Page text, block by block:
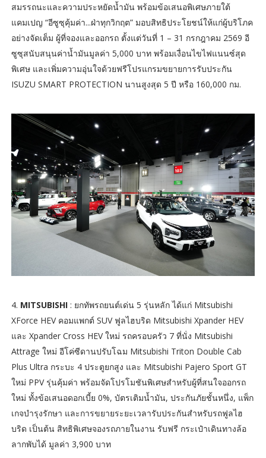
สมรรถนะและความประหยัดน้ำมัน พร้อมข้อเสนอพิเศษภายใต้
แคมเปญ “อีซูซุคุ้มค่า...ฝ่าทุกวิกฤต” มอบสิทธิประโยชน์ให้แก่ผู้บริโภค
อย่างจัดเต็ม ผู้ที่จองและออกรถ ตั้งแต่วันที่ 1 – 31 กรกฎาคม 2569 อี
ซูซุสนับสนุนค่าน้ำมันมูลค่า 5,000 บาท พร้อมเงื่อนไขไฟแนนซ์สุด
พิเศษ และเพิ่มความอุ่นใจด้วยฟรีโปรแกรมขยายการรับประกัน
ISUZU SMART PROTECTION นานสูงสุด 5 ปี หรือ 160,000 กม.
4. MITSUBISHI: ยกทัพรถยนต์เด่น 5 รุ่นหลัก ได้แก่ Mitsubishi
XForce HEV คอมแพกต์ SUV ฟูลไฮบริด Mitsubishi Xpander HEV
และ Xpander Cross HEV ใหม่ รถครอบครัว 7 ที่นั่ง Mitsubishi
Attrage ใหม่ อีโค่ซีดานปรับโฉม Mitsubishi Triton Double Cab
Plus Ultra กระบะ 4 ประตูยกสูง และ Mitsubishi Pajero Sport GT
ใหม่ PPV รุ่นคุ้มค่า พร้อมจัดโปรโมชันพิเศษสำหรับผู้ที่สนใจออกรถ
ใหม่ ทั้งข้อเสนอดอกเบี้ย 0%, บัตรเติมน้ำมัน, ประกันภัยชั้นหนึ่ง, แพ็ก
เกจบำรุงรักษา และการขยายระยะเวลารับประกันสำหรับรถฟูลไฮ
บริด เป็นต้น สิทธิพิเศษจองรถภายในงาน รับฟรี กระเป๋าเดินทางล้อ
ลากพับได้ มูลค่า 3,900 บาท